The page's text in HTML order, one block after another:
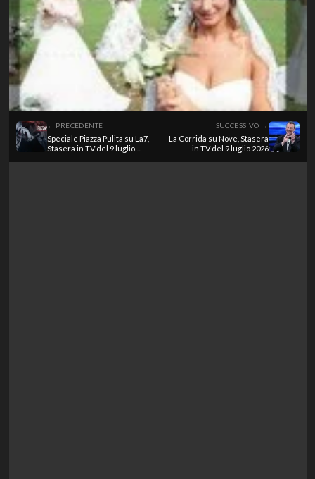
← PRECEDENTE
Speciale Piazza Pulita su La7,
Stasera in TV del 9 luglio
SUCCESSIVO →
La Corrida su Nove, Stasera
in TV del 9 luglio 2026